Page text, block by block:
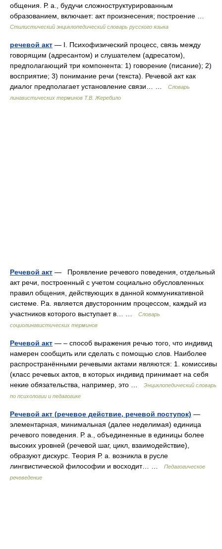
общения. Р. а., будучи сложноструктурированным
образованием, включает: акт произнесения; построение …
Стилистический энциклопедический словарь русского языка
речевой акт — I. Психофизический процесс, связь между
говорящим (адресантом) и слушателем (адресатом),
предполагающий три компонента: 1) говорение (писание); 2)
восприятие; 3) понимание речи (текста). Речевой акт как
диалог предполагает установление связи… …
Словарь
лингвистических терминов Т.В. Жеребило
Речевой акт — Проявление речевого поведения, отдельный
акт речи, построенный с учетом социально обусловленных
правил общения, действующих в данной коммуникативной
системе. Р.а. является двусторонним процессом, каждый из
участников которого выступает в… …
Словарь
социолингвистических терминов
Речевой акт — – способ выражения речью того, что индивид
намерен сообщить или сделать с помощью слов. Наиболее
распространёнными речевыми актами являются: 1. комиссивы
(класс речевых актов, в которых индивид принимает на себя
некие обязательства, например, это …
Энциклопедический словарь
по психологии и педагогике
Речевой акт (речевое действие, речевой поступок) —
элементарная, минимальная (далее неделимая) единица
речевого поведения. Р. а., объединенные в единицы более
высоких уровней (речевой шаг, цикл, взаимодействие),
образуют дискурс. Теория Р. а. возникла в русле
лингвистической философии и восходит… …
Педагогическое
речеведение